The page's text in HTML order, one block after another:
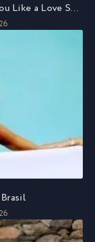
Selena Gomez and The Scene - Love You Like a Love Song